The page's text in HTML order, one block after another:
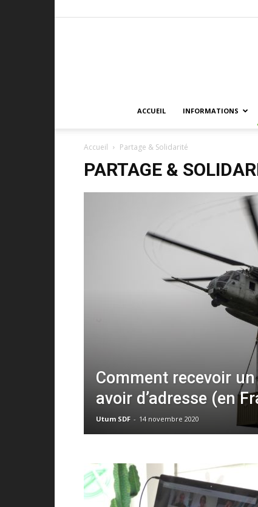
ACCUEIL INFORMATIONS
Accueil Partage & Solidarité
PARTAGE &
Comment recevoir
avoir d’adresse (en
Utum SDF - 14 novembre 2020